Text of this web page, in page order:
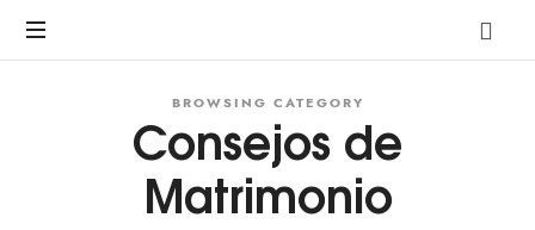
BROWSING CATEGORY
Consejos de
Matrimonio